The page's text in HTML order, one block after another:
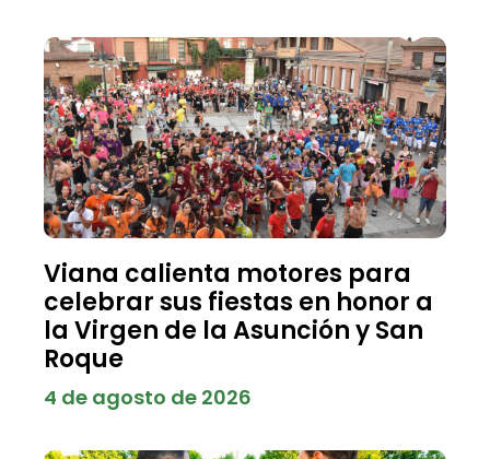
Viana calienta motores para
celebrar sus fiestas en honor a
la Virgen de la Asunción y San
Roque
4 de agosto de 2026